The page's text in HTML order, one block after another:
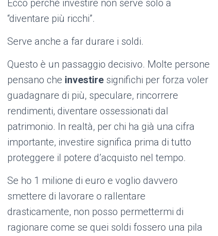
Ecco perché investire non serve solo a
“diventare più ricchi”.
Serve anche a far durare i soldi.
Questo è un passaggio decisivo. Molte persone
pensano che investire significhi per forza voler
guadagnare di più, speculare, rincorrere
rendimenti, diventare ossessionati dal
patrimonio. In realtà, per chi ha già una cifra
importante, investire significa prima di tutto
proteggere il potere d’acquisto nel tempo.
Se ho 1 milione di euro e voglio davvero
smettere di lavorare o rallentare
drasticamente, non posso permettermi di
ragionare come se quei soldi fossero una pila